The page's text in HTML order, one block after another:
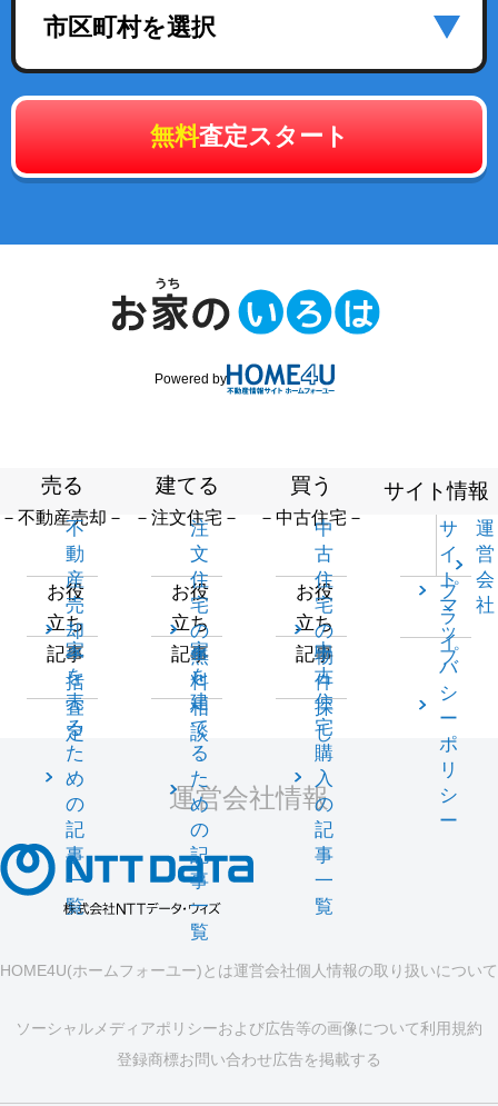
市区町村を選択
無料査定スタート
Powered by
売る
－不動産売却－
不
動
産
売
却
一
括
査
定
お役
立ち
記事
家
を
売
る
た
め
の
記
事
一
覧
建てる
－注文住宅－
注
文
住
宅
の
無
料
相
談
お役
立ち
記事
家
を
建
て
る
た
め
の
記
事
一
覧
買う
－中古住宅－
中
古
住
宅
の
物
件
探
し
お役
立ち
記事
中
古
住
宅
購
入
の
記
事
一
覧
サイト情報
サ
イ
ト
マ
ッ
プ
運
営
会
社
プ
ラ
イ
バ
シ
ー
ポ
リ
シ
ー
運営会社情報
HOME4U(ホームフォーユー)とは運営会社個人情報の取り扱いについて
ソーシャルメディアポリシーおよび広告等の画像について利用規約
登録商標お問い合わせ広告を掲載する